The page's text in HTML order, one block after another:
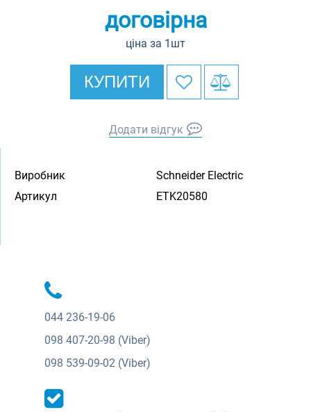
договірна
ціна за 1шт
КУПИТИ
Додати відгук
Виробник
Schneider Electric
Артикул
ETK20580
044 236-19-06
098 407-20-98 (Viber)
098 539-09-02 (Viber)